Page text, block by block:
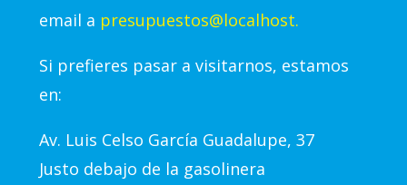
email a presupuestos@localhost.
Si prefieres pasar a visitarnos, estamos
en:
Av. Luis Celso García Guadalupe, 37
Justo debajo de la gasolinera